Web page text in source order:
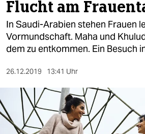
politik
öko
sport
berlin
Flucht am
In Saudi-Arabien stehen Frauen
Vormundschaft. Maha und
dem zu entkommen. Ein Besuch
26.12.2019 13:41 Uhr